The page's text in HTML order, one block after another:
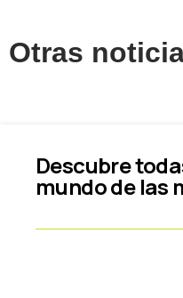
Otras
Descubre
mundo de las